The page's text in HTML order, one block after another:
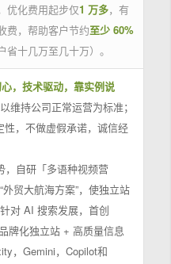
优化费用起步仅1 万多，有
费，帮助客户节约至少 60%
省十几万至几十万）。
，技术驱动，靠实例说
维持公司正常运营为标准；
，不做虚假承诺，诚信经
，自研「多语种视频营
贸大航海方案”，使独立站
对 AI 搜索发展，首创
牌化独立站 + 高质量信息
，Gemini，Copilot和